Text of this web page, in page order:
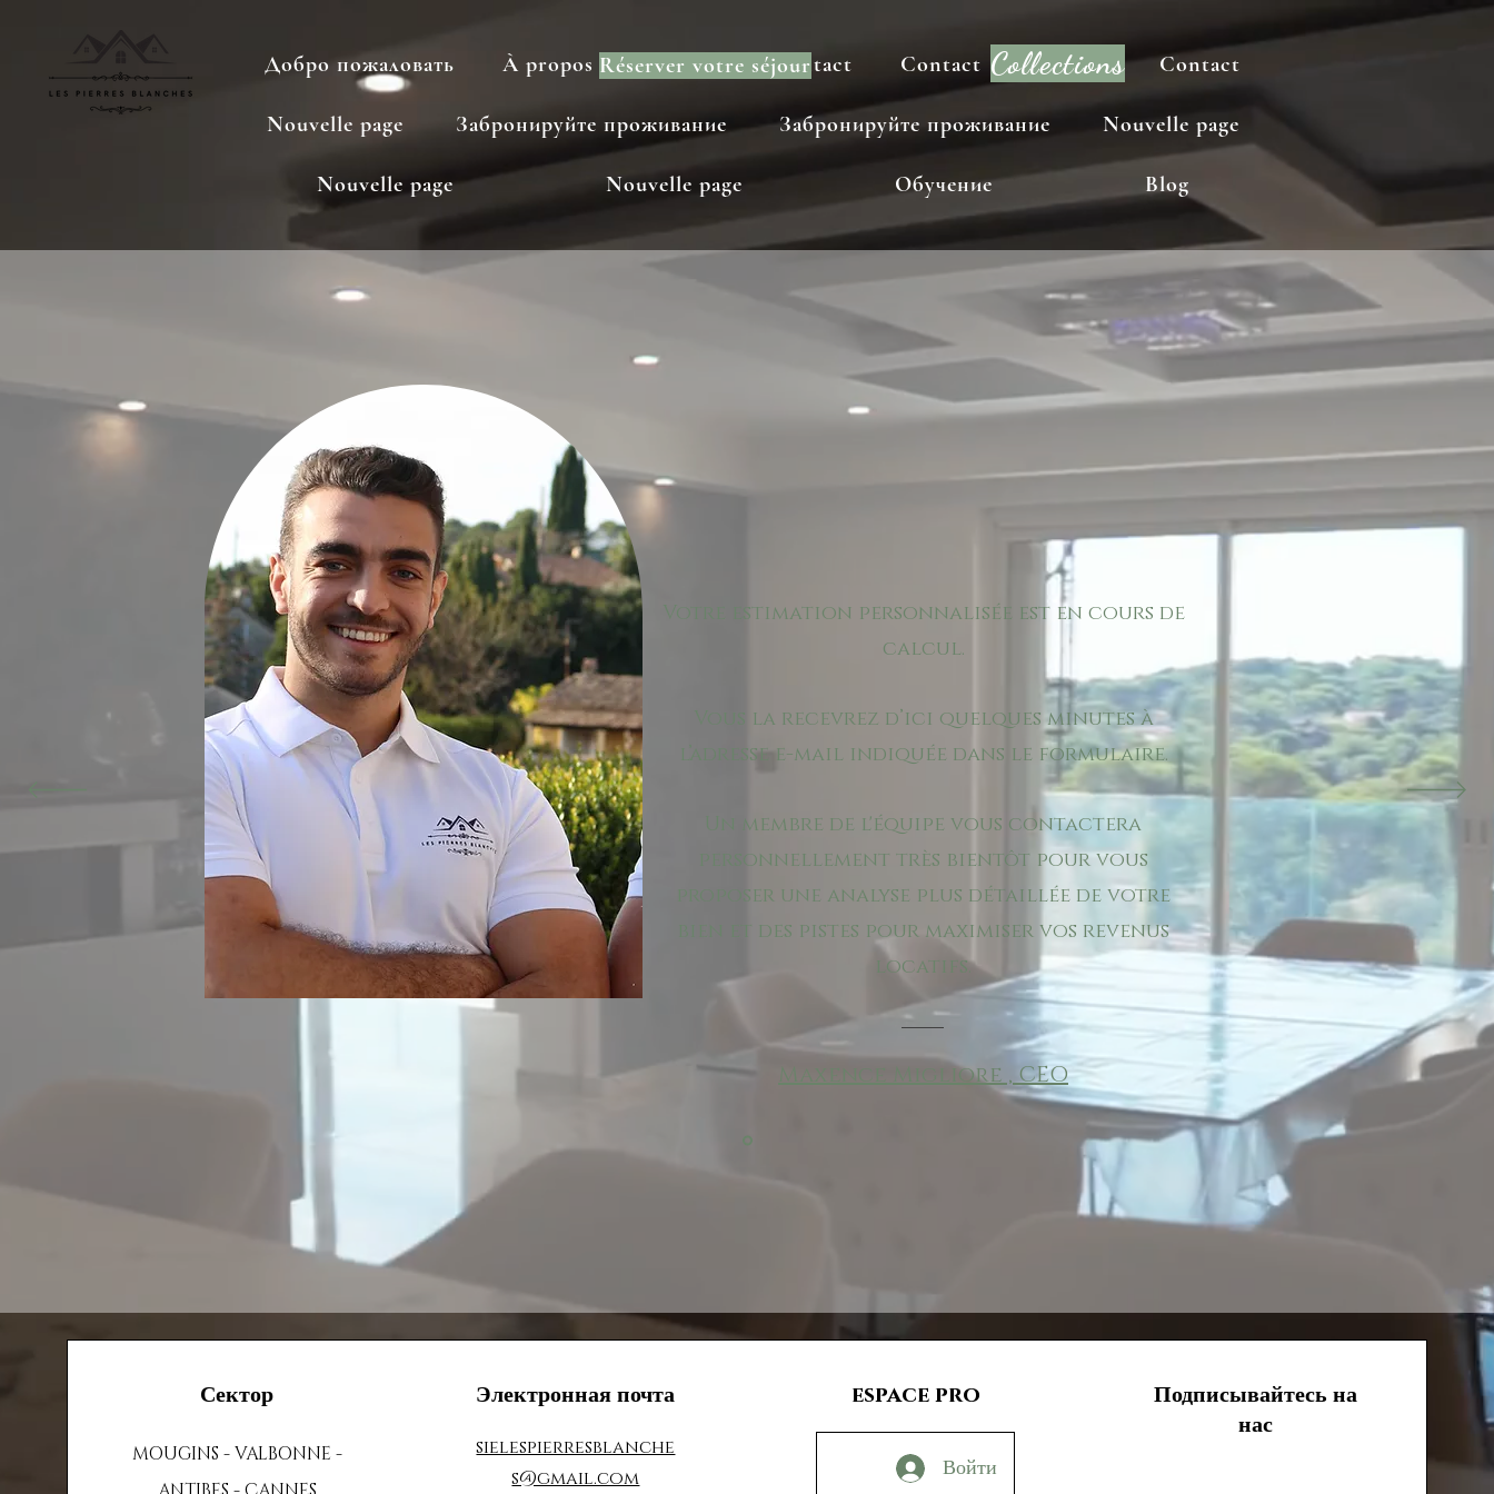
Добро пожаловать À propos Contact Contact Contact Contact Contact
Nouvelle page Забронируйте проживание Забронируйте проживание Nouvelle page
Nouvelle page Nouvelle page Обучение Blog
Collections
Réserver votre séjour
Votre estimation personnalisée est en cours de
calcul.
Vous la recevrez d’ici quelques minutes à
l’adresse e-mail indiquée dans le formulaire.
Un membre de l'équipe vous contactera
personnellement très bientôt pour vous
proposer une analyse plus détaillée de votre
bien et des pistes pour maximiser vos revenus
locatifs.
Maxence Migliore , CEO
Сектор
MOUGINS - VALBONNE -
Электронная почта
sielespierresblanche
s@gmail.com
espace pro
Войти
Подписывайтесь на
нас